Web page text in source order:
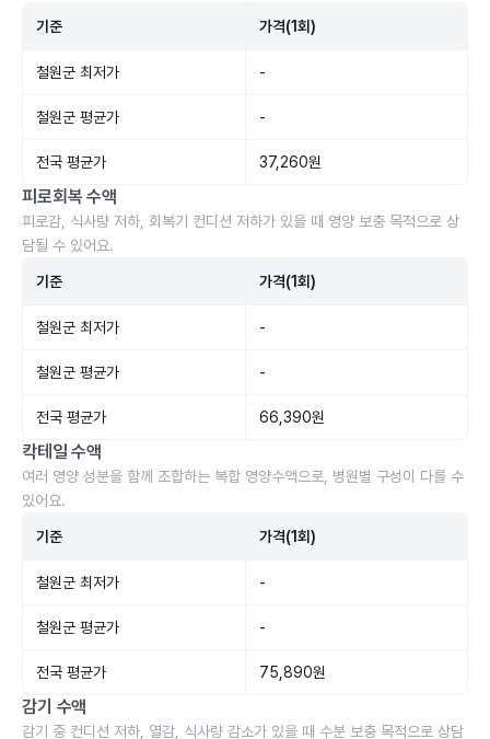
기준 가격(1회)
철원군 최저가 -
철원군 평균가 -
전국 평균가 37,260원
피로회복 수액
피로감, 식사량 저하, 회복기 컨디션 저하가 있을 때 영양 보충 목적으로 상
담될 수 있어요.
기준 가격(1회)
철원군 최저가 -
철원군 평균가 -
전국 평균가 66,390원
칵테일 수액
여러 영양 성분을 함께 조합하는 복합 영양수액으로, 병원별 구성이 다를 수
있어요.
기준 가격(1회)
철원군 최저가 -
철원군 평균가 -
전국 평균가 75,890원
감기 수액
감기 중 컨디션 저하, 열감, 식사량 감소가 있을 때 수분 보충 목적으로 상담